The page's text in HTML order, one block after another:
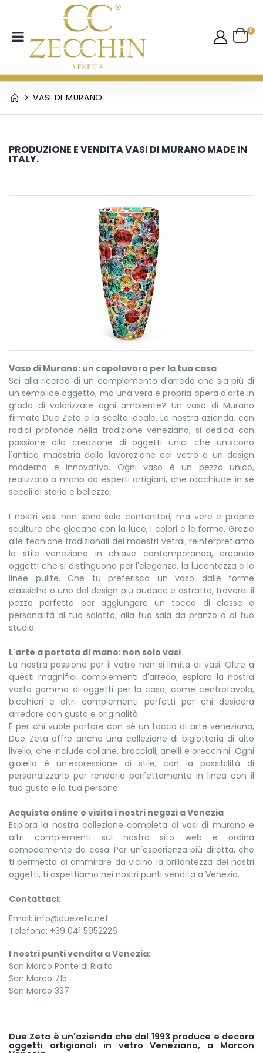
0
VASI DI MURANO
PRODUZIONE E VENDITA VASI DI MURANO MADE IN
ITALY.
Vaso di Murano: un capolavoro per la tua casa
Sei alla ricerca di un complemento d'arredo che sia più di
un semplice oggetto, ma una vera e propria opera d'arte in
grado di valorizzare ogni ambiente? Un vaso di Murano
firmato Due Zeta è la scelta ideale. La nostra azienda, con
radici profonde nella tradizione veneziana, si dedica con
passione alla creazione di oggetti unici che uniscono
l'antica maestria della lavorazione del vetro a un design
moderno e innovativo. Ogni vaso è un pezzo unico,
realizzato a mano da esperti artigiani, che racchiude in sé
secoli di storia e bellezza.
I nostri vasi non sono solo contenitori, ma vere e proprie
sculture che giocano con la luce, i colori e le forme. Grazie
alle tecniche tradizionali dei maestri vetrai, reinterpretiamo
lo stile veneziano in chiave contemporanea, creando
oggetti che si distinguono per l'eleganza, la lucentezza e le
linee pulite. Che tu preferisca un vaso dalle forme
classiche o uno dal design più audace e astratto, troverai il
pezzo perfetto per aggiungere un tocco di classe e
personalità al tuo salotto, alla tua sala da pranzo o al tuo
studio.
L'arte a portata di mano: non solo vasi
La nostra passione per il vetro non si limita ai vasi. Oltre a
questi magnifici complementi d'arredo, esplora la nostra
vasta gamma di oggetti per la casa, come centrotavola,
bicchieri e altri complementi perfetti per chi desidera
arredare con gusto e originalità.
E per chi vuole portare con sé un tocco di arte veneziana,
Due Zeta offre anche una collezione di bigiotteria di alto
livello, che include collane, bracciali, anelli e orecchini. Ogni
gioiello è un'espressione di stile, con la possibilità di
personalizzarlo per renderlo perfettamente in linea con il
tuo gusto e la tua persona.
Acquista online o visita i nostri negozi a Venezia
Esplora la nostra collezione completa di vasi di murano e
altri complementi sul nostro sito web e ordina
comodamente da casa. Per un'esperienza più diretta, che
ti permetta di ammirare da vicino la brillantezza dei nostri
oggetti, ti aspettiamo nei nostri punti vendita a Venezia.
Contattaci:
Email: info@duezeta.net
Telefono: +39 041 5952226
I nostri punti vendita a Venezia:
San Marco Ponte di Rialto
San Marco 715
San Marco 337
Due Zeta è un'azienda che dal 1993 produce e decora
oggetti artigianali in vetro Veneziano, a Marcon